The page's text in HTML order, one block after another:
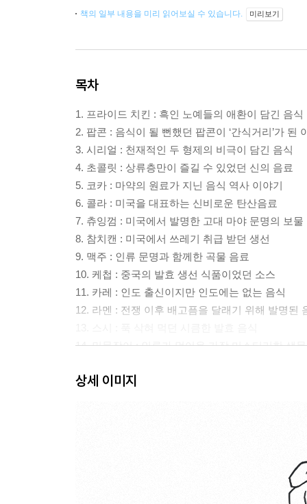
책의 일부 내용을 미리 읽어보실 수 있습니다. 미리보기
목차
1. 프라이드 치킨 : 흑인 노예들의 애환이 담긴 음식
2. 팝콘 : 음식이 될 뻔했던 팝콘이 ‘간식거리’가 된
3. 시리얼 : 천재적인 두 형제의 비극이 담긴 음식
4. 초콜릿 : 상류층만이 즐길 수 있었던 신의 음료
5. 코카 : 마약의 원료가 지닌 음식 역사 이야기
6. 콜라 : 미국을 대표하는 신비로운 탄산음료
7. 츄잉껌 : 미국에서 발명한 고대 마야 문명의 보물
8. 참치캔 : 미국에서 쓰레기 취급 받던 생선
9. 맥주 : 인류 문명과 함께한 곡물 음료
10. 케첩 : 중국의 발효 생선 식품이었던 소스
11. 카레 : 인도 출신이지만 인도에는 없는 음식
12. 라멘 : 전쟁 이후 배고픔을 달래기 위해 발명된
14. 민물장어 : 인류가 먹어온 가장 미스터리한 생물
16. 굴 : 우리가 먹는 ‘참굴’이 전 세계로 퍼진 이야기
21. 키위 : 뉴질랜드에 존재하는 세 가지 키위 이야
22. 아보카도 : 거대한 씨앗을 품은 독특한 과일의
상세 이미지